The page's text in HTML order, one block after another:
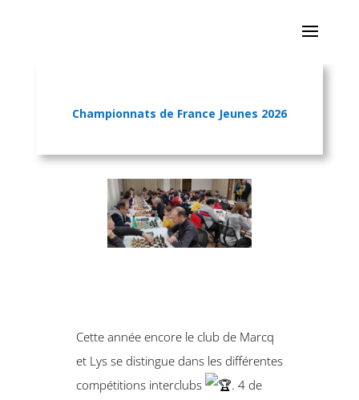
Championnats de France Jeunes 2026
Cette année encore le club de Marcq
et Lys se distingue dans les différentes
compétitions interclubs
. 4 de